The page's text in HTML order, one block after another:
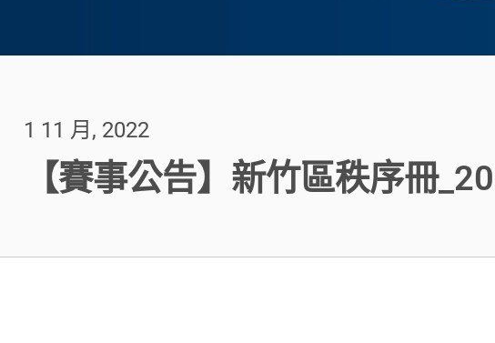
1 11 月, 2022
【賽事公告】新竹區秩序冊